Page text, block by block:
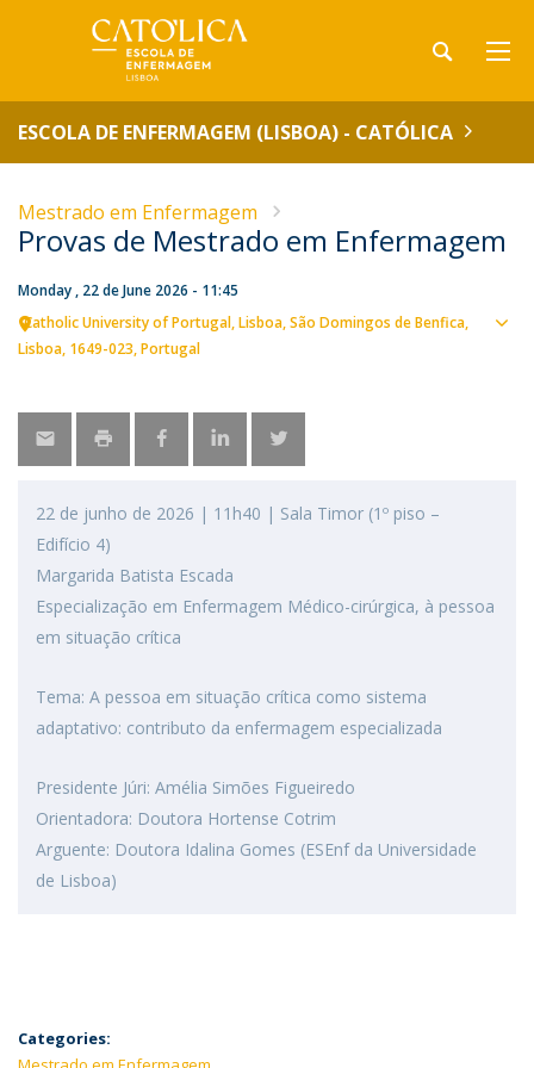
ESCOLA DE ENFERMAGEM (LISBOA) - CATÓLICA
Mestrado em Enfermagem
Provas de Mestrado em Enfermagem
Monday , 22 de June 2026 - 11:45
Catholic University of Portugal Lisboa São Domingos de Benfica,
Lisboa 1649-023 Portugal
22 de junho de 2026 | 11h40 | Sala Timor (1º piso –
Edifício 4)
Margarida Batista Escada
Especialização em Enfermagem Médico-cirúrgica, à pessoa
em situação crítica
Tema: A pessoa em situação crítica como sistema
adaptativo: contributo da enfermagem especializada
Presidente Júri: Amélia Simões Figueiredo
Orientadora: Doutora Hortense Cotrim
Arguente: Doutora Idalina Gomes (ESEnf da Universidade
de Lisboa)
Categories: